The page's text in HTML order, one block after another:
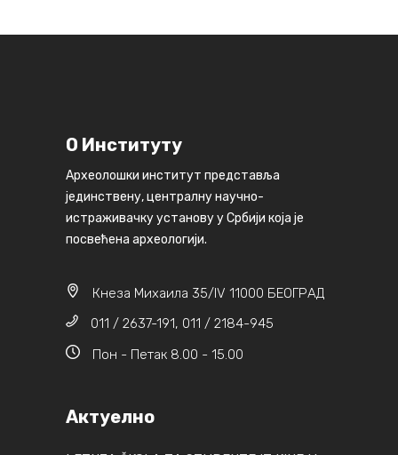
О Институту
Археолошки институт представља
јединствену, централну научно-
истраживачку установу у Србији која је
посвећена археологији.
Кнеза Михаила 35/IV 11000 БЕОГРАД
011 / 2637-191, 011 / 2184-945
Пон - Петак 8.00 - 15.00
Актуелно